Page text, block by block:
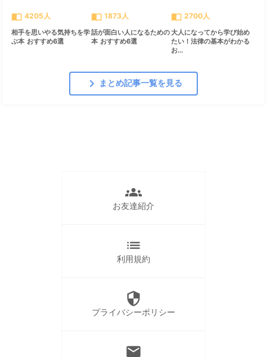
import_contacts 4205人
相手を思いやる気持ちを学
ぶ本 おすすめ6選
import_contacts 1873人
話が面白い人になるための
本 おすすめ6選
import_contacts 2700人
大人になってから学び始め
たい！法律の基本がわかる
お...
chevron_right まとめ記事一覧を見る
groups
お友達紹介
list
利用規約
security
プライバシーポリシー
mail